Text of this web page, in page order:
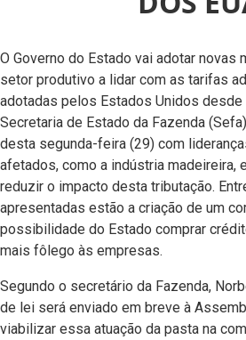
O Governo do Estado vai adotar novas
setor produtivo a lidar com as tarifas
adotadas pelos Estados Unidos
Secretaria de Estado da Fazenda
desta segunda-feira (29) com
afetados, como a indústria madeireira,
reduzir o impacto desta tributação.
apresentadas estão a criação de um
possibilidade do Estado comprar
mais fôlego às empresas.
Segundo o secretário da Fazenda,
de lei será enviado em breve à
viabilizar essa atuação da pasta na